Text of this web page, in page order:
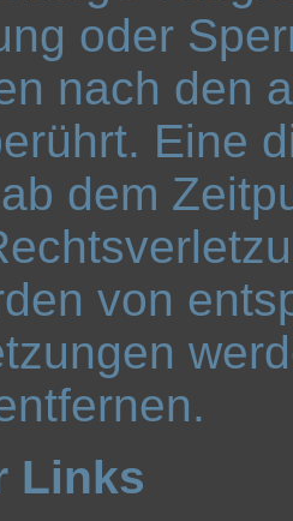
oder
nach den
Eine
dem
von
Links